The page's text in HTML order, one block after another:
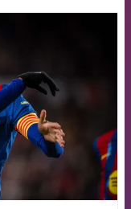
badge